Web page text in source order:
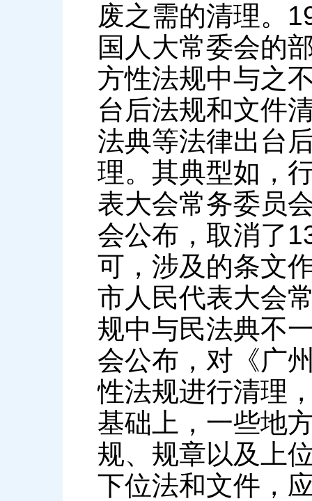
废之需的清理。
国人大常委会的
方性法规中与之
台后法规和文件
法典等法律出台
理。其典型如，
表大会常务委员
会公布，取消了
可，涉及的条文
市人民代表大会
规中与民法典不
会公布，对《广
性法规进行清理
基础上，一些地
规、规章以及上
下位法和文件，